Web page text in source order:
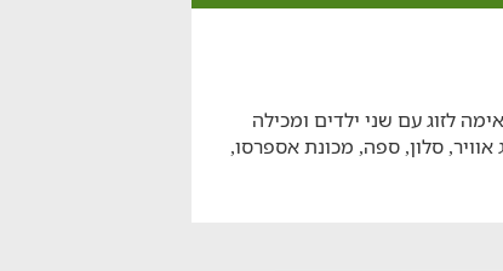
לזוג עם שני ילדים ומכילה
סלון, ספה, מכונת אספרסו,